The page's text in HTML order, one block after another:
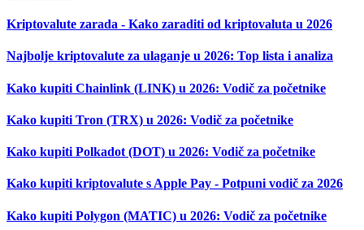
Kriptovalute zarada - Kako zaraditi od kriptovaluta u 2026
Najbolje kriptovalute za ulaganje u 2026: Top lista i analiza
Kako kupiti Chainlink (LINK) u 2026: Vodič za početnike
Kako kupiti Tron (TRX) u 2026: Vodič za početnike
Kako kupiti Polkadot (DOT) u 2026: Vodič za početnike
Kako kupiti kriptovalute s Apple Pay - Potpuni vodič za 2026
Kako kupiti Polygon (MATIC) u 2026: Vodič za početnike